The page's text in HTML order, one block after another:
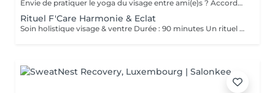
Envie de pratiquer le yoga du visage entre ami(e)s ? Accordez-vous un moment de détente et de partage, tout en apprenant les pratiques de Yoga facial et de l'automassage. Des solutions naturelles et efficaces pour tonifier, lisser, restructurer le visage, et raviver l'éclat. Franciane adapte le contenu du cours selon votre tranche d'âge, vos préoccupations et envies. Les cours collectifs sont proposés pour des groupes de 3 à 10 personnes. Prix dégressif à partir de 5 participantes Cours de 60 minutes en présentiel chez F'Care Studio, 22 rue de Bruxelles, L-8223 Mamer (Luxembourg).
Rituel F'Care Harmonie & Eclat
Soin holistique visage & ventre Durée : 90 minutes Un rituel profondément rééquilibrant qui relie le ventre, le visage et le système nerveux pour libérer les tensions accumulées, alléger le corps et révéler l'éclat naturel du visage. Le Rituel F'Care Harmonie & Éclat débute par un massage abdominal inspiré du Chi Nei Tsang, associé à des techniques de drainage et de travail manuel profond visant à relâcher les tensions physiques et émotionnelles logées dans le ventre. Cette première étape favorise une sensation de légèreté, améliore la circulation et invite le corps à un profond lâcher-prise. Le soin se poursuit avec un massage de la nuque, du cuir chevelu et un massage Face Sculpting sur mesure du visage., Les tensions musculaires se relâchent, les traits se défatiguent, les volumes du visage retrouvent davantage d'harmonie et la peau révèle un éclat plus frais et lumineux. Chaque séance est adaptée aux besoins du moment afin d'accompagner le visage et le corps vers un équilibre plus global. Bienfaits du rituel : Libération des tensions abdominales et émotionnelles Sensation de légèreté et de fluidité dans le corps Relâchement des tensions du visage, de la nuque et des trapèzes Drainage et stimulation de la circulation Traits plus détendus et visage plus lumineux Soutien de l'équilibre global du corps et du système nerveux Résultat : Le ventre se relâche, la respiration devient plus fluide, le visage retrouve de la douceur et de l'éclat. Le corps s'allège, l'esprit s'apaise et une sensation profonde d'harmonie intérieure s'installe.